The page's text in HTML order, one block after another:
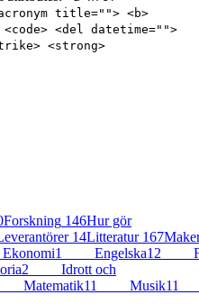
title=""> <b>
<del datetime="">
<strong>
Forskning 146Hur gör
14Litteratur 167
Ekonomi1 Engelska12
2
Idrott och
Matematik11 Musik11